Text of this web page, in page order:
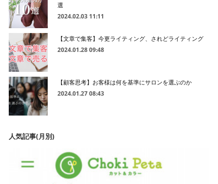
選
2024.02.03 11:11
【文章で集客】今更ライティング、されどライティング
2024.01.28 09:48
【顧客思考】お客様は何を基準にサロンを選ぶのか
2024.01.27 08:43
人気記事(月別)